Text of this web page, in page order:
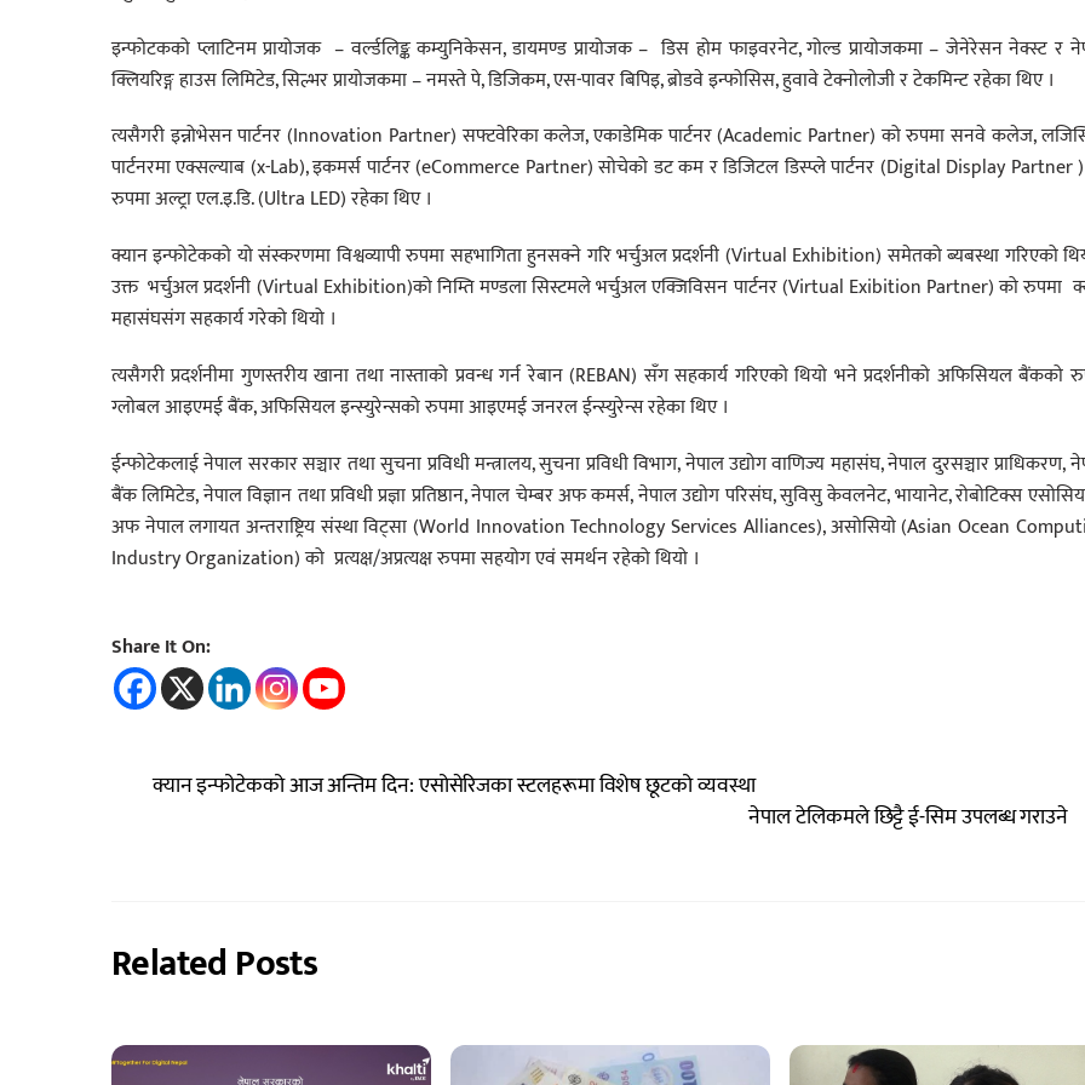
इन्फोटकको प्लाटिनम प्रायोजक – वर्ल्डलिङ्क कम्युनिकेसन, डायमण्ड प्रायोजक – डिस होम फाइवरनेट, गोल्ड प्रायोजकमा – जेनेरेसन नेक्स्ट र
क्लियरिङ्ग हाउस लिमिटेड, सिल्भर प्रायोजकमा – नमस्ते पे, डिजिकम, एस-पावर बिपिइ, ब्रोडवे इन्फोसिस, हुवावे टेक्नोलोजी र टेकमिन्ट रहेका थिए ।
त्यसैगरी इन्नोभेसन पार्टनर (Innovation Partner) सफ्टवेरिका कलेज, एकाडेमिक पार्टनर (Academic Partner) को रुपमा सनवे कलेज,
पार्टनरमा एक्सल्याब (x-Lab), इकमर्स पार्टनर (eCommerce Partner) सोचेको डट कम र डिजिटल डिस्प्ले पार्टनर (Digital Display Partner
रुपमा अल्ट्रा एल.इ.डि. (Ultra LED) रहेका थिए ।
क्यान इन्फोटेकको यो संस्करणमा विश्वव्यापी रुपमा सहभागिता हुनसक्ने गरि भर्चुअल प्रदर्शनी (Virtual Exhibition) समेतको ब्यबस्था गरिएको
उक्त भर्चुअल प्रदर्शनी (Virtual Exhibition)को निम्ति मण्डला सिस्टमले भर्चुअल एक्जिविसन पार्टनर (Virtual Exibition Partner) को रुपमा
महासंघसंग सहकार्य गरेको थियो ।
त्यसैगरी प्रदर्शनीमा गुणस्तरीय खाना तथा नास्ताको प्रवन्ध गर्न रेबान (REBAN) सँग सहकार्य गरिएको थियो भने प्रदर्शनीको अफिसियल बैंकको
ग्लोबल आइएमई बैंक, अफिसियल इन्स्युरेन्सको रुपमा आइएमई जनरल ईन्स्युरेन्स रहेका थिए ।
ईन्फोटेकलाई नेपाल सरकार सञ्चार तथा सुचना प्रविधी मन्त्रालय, सुचना प्रविधी विभाग, नेपाल उद्योग वाणिज्य महासंघ, नेपाल दुरसञ्चार प्राधिकरण,
बैंक लिमिटेड, नेपाल विज्ञान तथा प्रविधी प्रज्ञा प्रतिष्ठान, नेपाल चेम्बर अफ कमर्स, नेपाल उद्योग परिसंघ, सुविसु केवलनेट, भायानेट, रोबोटिक्स
अफ नेपाल लगायत अन्तराष्ट्रिय संस्था विट्सा (World Innovation Technology Services Alliances), असोसियो (Asian Ocean
Industry Organization) को प्रत्यक्ष/अप्रत्यक्ष रुपमा सहयोग एवं समर्थन रहेको थियो ।
Share It On:
क्यान इन्फोटेकको आज अन्तिम दिन: एसोसेरिजका स्टलहरूमा विशेष छूटको व्यवस्था
नेपाल टेलिकमले छिट्टै ई-सिम उपलब्ध गराउने
Related Posts